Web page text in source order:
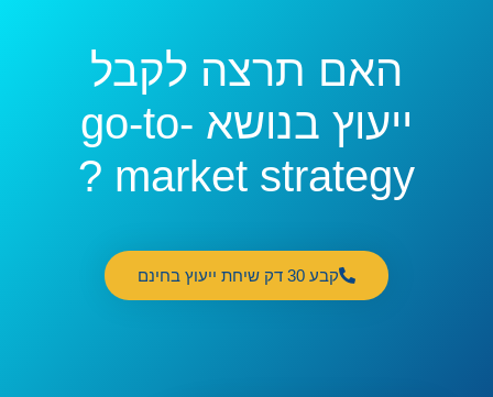
האם תרצה לקבל
ייעוץ בנושא go-to-
market strategy ?
קבע 30 דק שיחת ייעוץ בחינם